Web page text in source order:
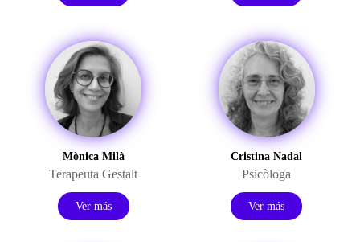
Mònica Milà
Terapeuta Gestalt
Ver más
Cristina Nadal
Psicòloga
Ver más